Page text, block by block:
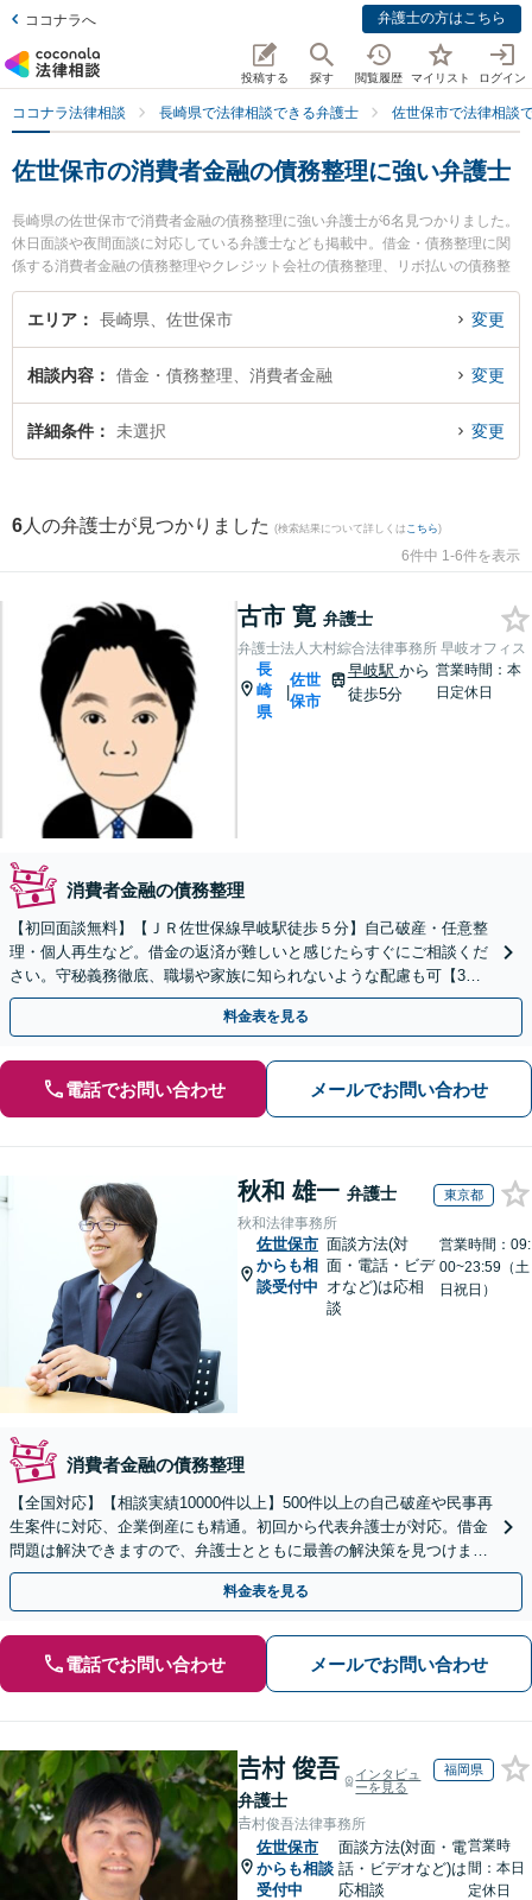
ココナラへ 弁護士の方はこちら
投稿する 探す 閲覧履歴 マイリスト ログイン
ココナラ法律相談 長崎県で法律相談できる弁護士 佐世保市で法律相談
佐世保市の消費者金融の債務整理に強い弁護士
長崎県の佐世保市で消費者金融の債務整理に強い弁護士が6名見つかりました。
休日面談や夜間面談に対応している弁護士なども掲載中。借金・債務整理に関
係する消費者金融の債務整理やクレジット会社の債務整理、リボ払いの債務整
理等の細かな分野での絞り込み検索もでき便利です。特に弁護士法人大村綜合
法律事務所 早岐オフィスの古市 寛弁護士や竹口・堀法律事務所の竹口 将太弁
金融の債務整理のトラブルを今すぐに弁護士に相談したい』『消費者金融の債
務整理のトラブル解決の実績豊富な近くの弁護士を検索したい』『初回相談無
料で消費者金融の債務整理を法律相談できる佐世保市内の弁護士に相談予約し
エリア 長崎県、佐世保市 変更
相談内容 借金・債務整理、消費者金融 変更
詳細条件 未選択 変更
6 人の弁護士が見つかりました (検索結果について詳しくは こちら)
6件中 1-6件を表示
古市 寛 弁護士
弁護士法人大村綜合法律事務所 早岐オフィス
長
崎
県
|
佐世
保市
早岐駅 から
徒歩5分
営業時間：本
日定休日
消費者金融の債務整理
【初回面談無料】【ＪＲ佐世保線早岐駅徒歩５分】自己破産・任意整
理・個人再生など。借金の返済が難しいと感じたらすぐにご相談くだ
さい。守秘義務徹底、職場や家族に知られないような配慮も可【3拠
点に計6人弁護士在籍】
料金表を見る
電話でお問い合わせ メールでお問い合わせ
秋和 雄一 弁護士 東京都
秋和法律事務所
佐世保市
からも相
談受付中
面談方法(対
面・電話・ビデ
オなど)は応相
談
営業時間：09:
00~23:59（土
日祝日）
消費者金融の債務整理
【全国対応】【相談実績10000件以上】500件以上の自己破産や民事再
生案件に対応、企業倒産にも精通。初回から代表弁護士が対応。借金
問題は解決できますので、弁護士とともに最善の解決策を見つけまし
ょう【初回相談無料】【法テラス利用可】
料金表を見る
電話でお問い合わせ メールでお問い合わせ
𠮷村 俊吾
弁護士
インタビュ
ーを見る
福岡県
𠮷村俊吾法律事務所
佐世保市
からも相談
受付中
面談方法(対面・電
話・ビデオなど)は
応相談
営業時
間：本日
定休日